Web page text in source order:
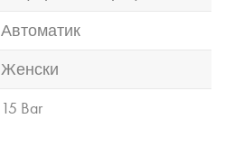
Автоматик
Женски
15 Bar